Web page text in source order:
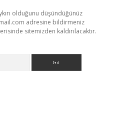
olduğunu düşündüğünüz
adresine bildirmeniz
sitemizden kaldırılacaktır.